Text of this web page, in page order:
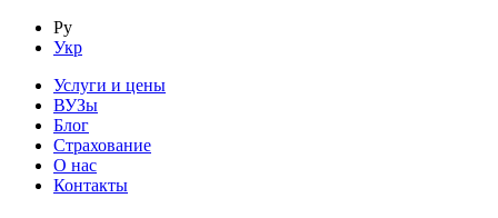
Ру
Укр
Услуги и цены
ВУЗы
Блог
Страхование
О нас
Контакты